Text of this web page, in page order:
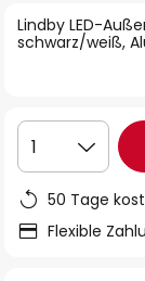
Lindby LED-
schwarz/weiß,
1
50 Tage
Flexible